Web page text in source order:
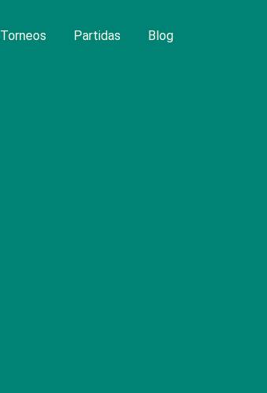
Torneos Partidas Blog